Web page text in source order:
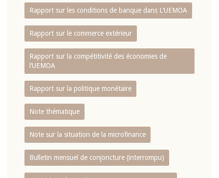
Rapport sur les conditions de banque dans L‘UEMOA
Rapport sur le commerce extérieur
Rapport sur la compétitivité des économies de
l‘UEMOA
Rapport sur la politique monétaire
Note thématique
Note sur la situation de la microfinance
Bulletin mensuel de conjoncture (interrompu)